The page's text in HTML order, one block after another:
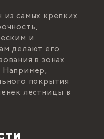
самых крепких
и
делают его
в зонах
Например,
покрытия
лестницы в